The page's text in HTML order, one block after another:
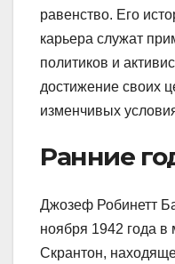
равенство. Его
карьера служат
политиков и
достижение своих
изменчивых
Ранние
Джозеф Робинетт
ноября 1942 года в
Скрантон,